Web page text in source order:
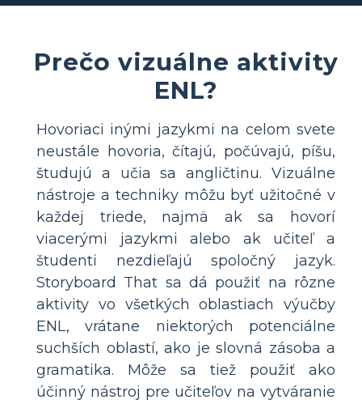
Prečo vizuálne aktivity
ENL?
Hovoriaci inými jazykmi na celom svete
neustále hovoria, čítajú, počúvajú, píšu,
študujú a učia sa angličtinu. Vizuálne
nástroje a techniky môžu byť užitočné v
každej triede, najmä ak sa hovorí
viacerými jazykmi alebo ak učiteľ a
študenti nezdieľajú spoločný jazyk.
Storyboard That sa dá použiť na rôzne
aktivity vo všetkých oblastiach výučby
ENL, vrátane niektorých potenciálne
suchších oblastí, ako je slovná zásoba a
gramatika. Môže sa tiež použiť ako
účinný nástroj pre učiteľov na vytváranie